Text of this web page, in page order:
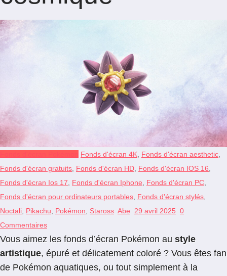
Fonds d'écran 4K, Fonds d'écran aesthetic,
Fonds d'écran gratuits, Fonds d'écran HD, Fonds d'écran IOS 16,
Fonds d'écran Ios 17, Fonds d'écran Iphone, Fonds d'écran PC,
Fonds d'écran pour ordinateurs portables, Fonds d'écran stylés,
Noctali, Pikachu, Pokémon, Staross Abe 29 avril 2025 0
Commentaires
Vous aimez les fonds d’écran Pokémon au style
artistique, épuré et délicatement coloré ? Vous êtes fan
de Pokémon aquatiques, ou tout simplement à la